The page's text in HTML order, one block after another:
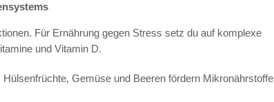
Für Ernährung gegen Stress setz du auf komplexe
und Vitamin D.
Gemüse und Beeren fördern Mikronährstoffe